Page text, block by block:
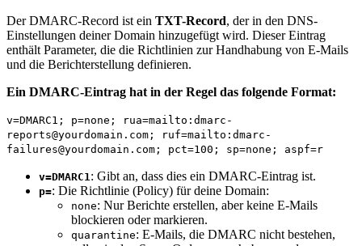
Der DMARC-Record ist ein TXT-Record, der in den DNS-
Einstellungen deiner Domain hinzugefügt wird. Dieser Eintrag
enthält Parameter, die die Richtlinien zur Handhabung von E-Mails
und die Berichterstellung definieren.
Ein DMARC-Eintrag hat in der Regel das folgende Format:
v=DMARC1; p=none ; rua=mailto:dmarc-
reports@yourdomain.com; ruf=mailto:dmarc-
failures@yourdomain.com; pct=100 ; sp=none ; aspf=r
v=DMARC1 : Gibt an, dass dies ein DMARC-Eintrag ist.
p=: Die Richtlinie (Policy) für deine Domain:
none: Nur Berichte erstellen, aber keine E-Mails
blockieren oder markieren.
quarantine: E-Mails, die DMARC nicht bestehen,